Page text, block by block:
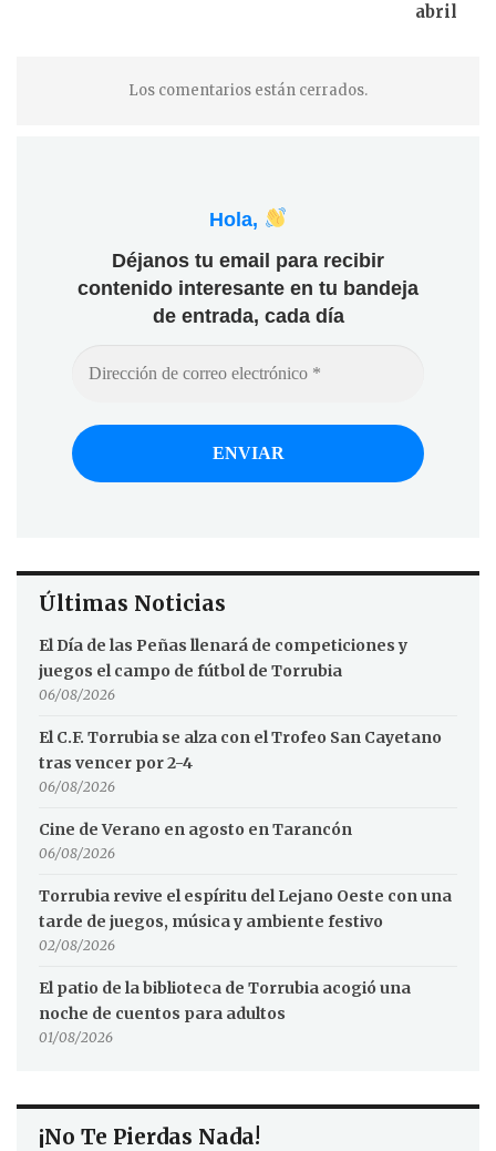
abril
Los comentarios están cerrados.
Hola,
Déjanos tu email para recibir
contenido interesante en tu bandeja
de entrada, cada día
Últimas Noticias
El Día de las Peñas llenará de competiciones y
juegos el campo de fútbol de Torrubia
06/08/2026
El C.F. Torrubia se alza con el Trofeo San Cayetano
tras vencer por 2-4
06/08/2026
Cine de Verano en agosto en Tarancón
06/08/2026
Torrubia revive el espíritu del Lejano Oeste con una
tarde de juegos, música y ambiente festivo
02/08/2026
El patio de la biblioteca de Torrubia acogió una
noche de cuentos para adultos
01/08/2026
¡No Te Pierdas Nada!